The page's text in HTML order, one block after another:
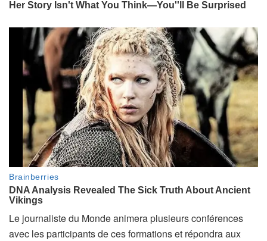
Le journaliste du Monde animera plusieurs conférences
avec les participants de ces formations et répondra aux